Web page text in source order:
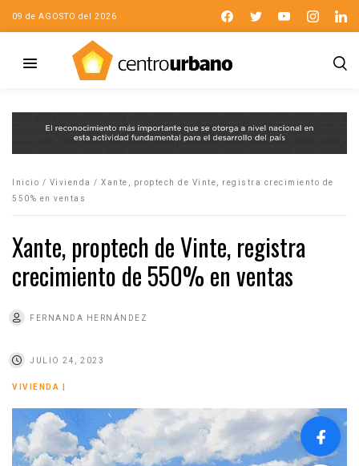
09 de AGOSTO del 2026
Inicio / Vivienda / Xante, proptech de Vinte, registra crecimiento de
550% en ventas
Xante, proptech de Vinte, registra
crecimiento de 550% en ventas
FERNANDA HERNÁNDEZ
JULIO 24, 2023
VIVIENDA